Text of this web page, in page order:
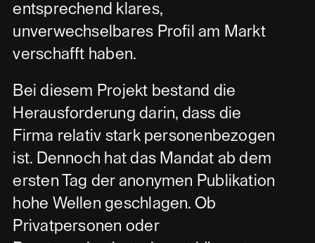
entsprechend klares,
unverwechselbares Profil am Markt
verschafft haben.
Bei diesem Projekt bestand die
Herausforderung darin, dass die
Firma relativ stark personenbezogen
ist. Dennoch hat das Mandat ab dem
ersten Tag der anonymen Publikation
hohe Wellen geschlagen. Ob
Privatpersonen oder